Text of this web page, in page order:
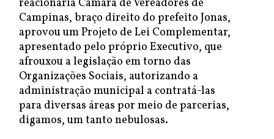
reacionária Câmara de Vereadores de
Campinas, braço direito do prefeito Jonas,
aprovou um Projeto de Lei Complementar,
apresentado pelo próprio Executivo, que
afrouxou a legislação em torno das
Organizações Sociais, autorizando a
administração municipal a contratá-las
para diversas áreas por meio de parcerias,
digamos, um tanto nebulosas.